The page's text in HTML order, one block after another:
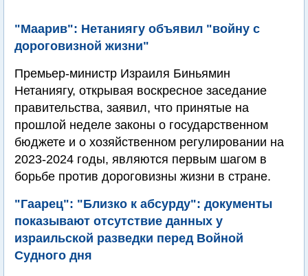
"Маарив": Нетаниягу объявил "войну с
дороговизной жизни"
Премьер-министр Израиля Биньямин
Нетаниягу, открывая воскресное заседание
правительства, заявил, что принятые на
прошлой неделе законы о государственном
бюджете и о хозяйственном регулировании на
2023-2024 годы, являются первым шагом в
борьбе против дороговизны жизни в стране.
"Гаарец": "Близко к абсурду": документы
показывают отсутствие данных у
израильской разведки перед Войной
Судного дня